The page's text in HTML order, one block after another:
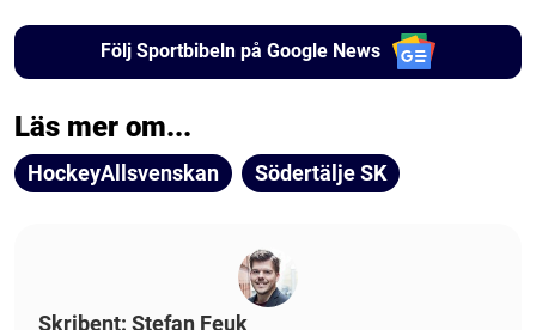
Följ Sportbibeln på Google News
Läs mer om...
HockeyAllsvenskan Södertälje SK
Skribent: Stefan Feuk